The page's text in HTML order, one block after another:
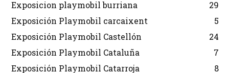
Exposicion playmobil burriana
29
Exposición Playmobil carcaixent
5
Exposición Playmobil Castellón
24
Exposición Playmobil Cataluña
7
Exposición Playmobil Catarroja
8